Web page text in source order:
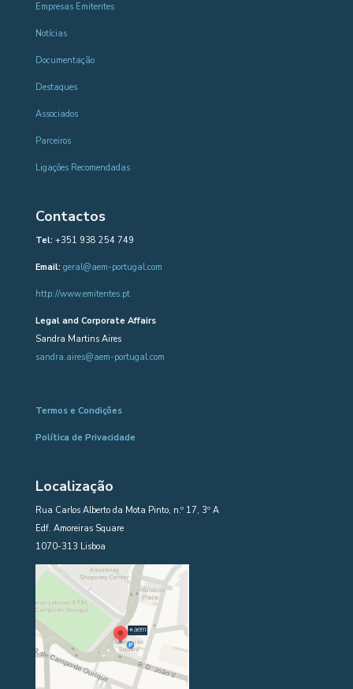
Empresas Emitentes
Notícias
Documentação
Destaques
Associados
Parceiros
Ligações Recomendadas
Contactos
Tel:+351 938 254 749
Email: geral@aem-portugal.com
http://www.emitentes.pt
Legal and Corporate Affairs
Sandra Martins Aires
sandra.aires@aem-portugal.com
Termos e Condições
Política de Privacidade
Localização
Rua Carlos Alberto da Mota Pinto, n.º 17, 3º A
Edf. Amoreiras Square
1070-313 Lisboa